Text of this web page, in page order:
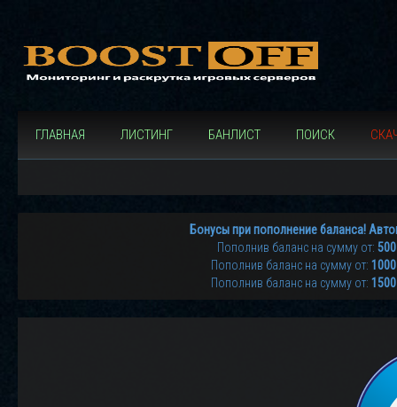
ГЛАВНАЯ ЛИСТИНГ БАНЛИСТ ПОИСК
Бонусы при пополнение баланса!
Пополнив баланс на сумму от:
Пополнив баланс на сумму от:
Пополнив баланс на сумму от: